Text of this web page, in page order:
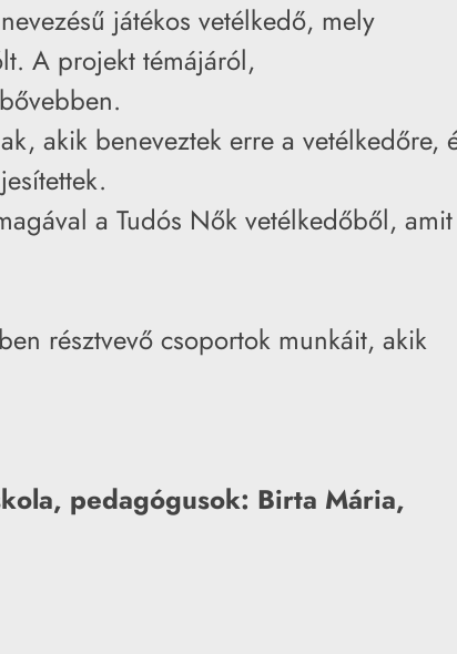
játékos vetélkedő, mely
A projekt témájáról,
akik beneveztek erre a vetélkedőre,
a Tudós Nők vetélkedőből,
résztvevő csoportok munkáit, akik
pedagógusok: Birta Mária,